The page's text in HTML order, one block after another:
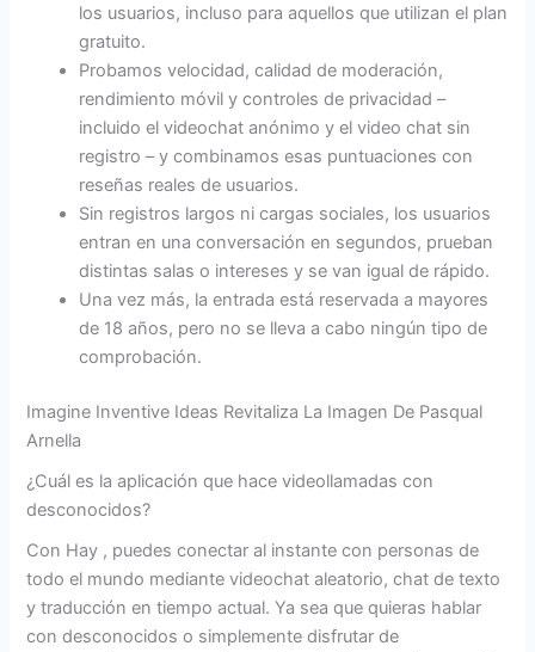
los usuarios, incluso para aquellos que utilizan el plan
gratuito.
Probamos velocidad, calidad de moderación,
rendimiento móvil y controles de privacidad –
incluido el videochat anónimo y el video chat sin
registro – y combinamos esas puntuaciones con
reseñas reales de usuarios.
Sin registros largos ni cargas sociales, los usuarios
entran en una conversación en segundos, prueban
distintas salas o intereses y se van igual de rápido.
Una vez más, la entrada está reservada a mayores
de 18 años, pero no se lleva a cabo ningún tipo de
comprobación.
Imagine Inventive Ideas Revitaliza La Imagen De Pasqual
Arnella
¿Cuál es la aplicación que hace videollamadas con
desconocidos?
Con Hay , puedes conectar al instante con personas de
todo el mundo mediante videochat aleatorio, chat de texto
y traducción en tiempo actual. Ya sea que quieras hablar
con desconocidos o simplemente disfrutar de